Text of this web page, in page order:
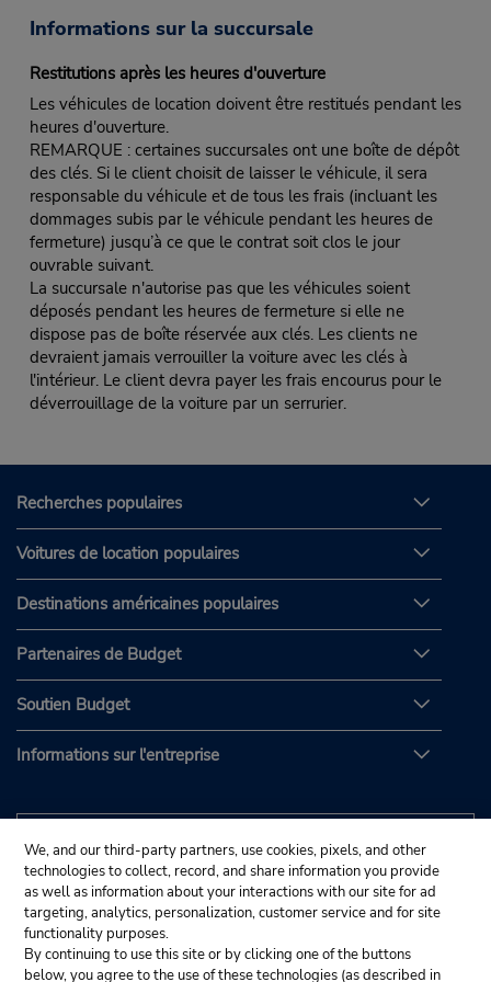
Informations sur la succursale
Restitutions après les heures d'ouverture
Les véhicules de location doivent être restitués pendant les
heures d'ouverture.
REMARQUE : certaines succursales ont une boîte de dépôt
des clés. Si le client choisit de laisser le véhicule, il sera
responsable du véhicule et de tous les frais (incluant les
dommages subis par le véhicule pendant les heures de
fermeture) jusqu’à ce que le contrat soit clos le jour
ouvrable suivant.
La succursale n'autorise pas que les véhicules soient
déposés pendant les heures de fermeture si elle ne
dispose pas de boîte réservée aux clés. Les clients ne
devraient jamais verrouiller la voiture avec les clés à
l'intérieur. Le client devra payer les frais encourus pour le
déverrouillage de la voiture par un serrurier.
Recherches populaires
Voitures de location populaires
Destinations américaines populaires
Partenaires de Budget
Soutien Budget
Informations sur l'entreprise
We, and our third-party partners, use cookies, pixels, and other
technologies to collect, record, and share information you provide
as well as information about your interactions with our site for ad
targeting, analytics, personalization, customer service and for site
functionality purposes.
By continuing to use this site or by clicking one of the buttons
below, you agree to the use of these technologies (as described in